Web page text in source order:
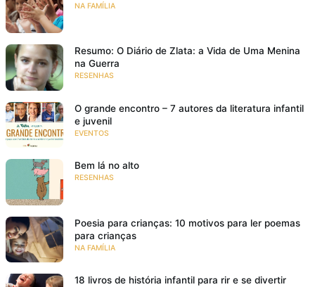
NA FAMÍLIA
Resumo: O Diário de Zlata: a Vida de Uma Menina
na Guerra
RESENHAS
O grande encontro – 7 autores da literatura infantil
e juvenil
EVENTOS
Bem lá no alto
RESENHAS
Poesia para crianças: 10 motivos para ler poemas
para crianças
NA FAMÍLIA
18 livros de história infantil para rir e se divertir